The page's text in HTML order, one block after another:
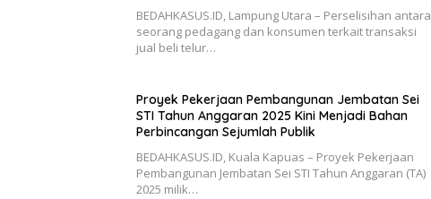
BEDAHKASUS.ID, Lampung Utara – Perselisihan antara
seorang pedagang dan konsumen terkait transaksi
jual beli telur…
Proyek Pekerjaan Pembangunan Jembatan Sei
STI Tahun Anggaran 2025 Kini Menjadi Bahan
Perbincangan Sejumlah Publik
BEDAHKASUS.ID, Kuala Kapuas – Proyek Pekerjaan
Pembangunan Jembatan Sei STI Tahun Anggaran (TA)
2025 milik…